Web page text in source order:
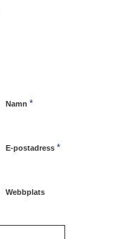
Namn *
E-postadress *
Webbplats